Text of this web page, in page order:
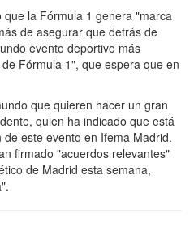
la Fórmula 1 genera "marca
de asegurar que detrás de
evento deportivo más
Fórmula 1", que espera que en
que quieren hacer un gran
quien ha indicado que está
este evento en Ifema Madrid.
firmado "acuerdos relevantes"
de Madrid esta semana,